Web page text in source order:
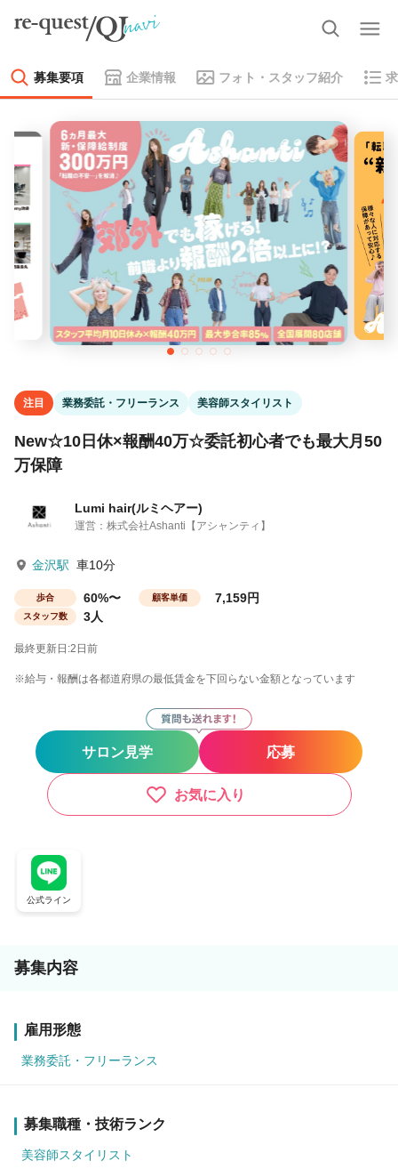
募集要項 企業情報 フォト・スタッフ紹介
注目 業務委託・フリーランス 美容師スタイリスト
New☆10日休×報酬40万☆委託初心者でも最大月50
万保障
Lumi hair(ルミヘアー)
運営：株式会社Ashanti【アシャンティ】
金沢駅 車10分
歩合 60%〜 顧客単価 7,159円
スタッフ数 3人
最終更新日:2日前
※給与・報酬は各都道府県の最低賃金を下回らない金額となっています
サロン見学 応募
お気に入り
公式ライン
募集内容
雇用形態
業務委託・フリーランス
募集職種・技術ランク
美容師スタイリスト